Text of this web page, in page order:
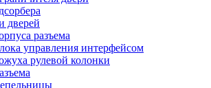
дверей
разъема
управления интерфейсом
рулевой колонки